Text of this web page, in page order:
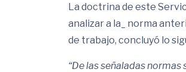
La doctrina de este
analizar a la_ norma
de trabajo, concluyó lo
“De las señaladas